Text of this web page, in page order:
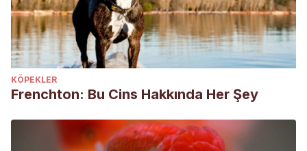
KÖPEKLER
Frenchton: Bu Cins Hakkında Her Şey